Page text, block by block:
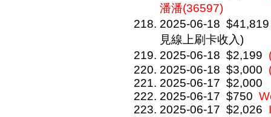
潘潘(36597)
2025-06-18 $41,819
見線上刷卡收入)
2025-06-18 $2,199
2025-06-18 $3,000
2025-06-17 $2,000
2025-06-17 $750
2025-06-17 $2,026